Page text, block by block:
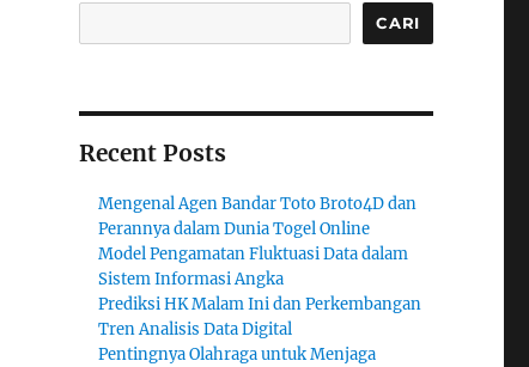
CARI
Recent Posts
Mengenal Agen Bandar Toto Broto4D dan
Perannya dalam Dunia Togel Online
Model Pengamatan Fluktuasi Data dalam
Sistem Informasi Angka
Prediksi HK Malam Ini dan Perkembangan
Tren Analisis Data Digital
Pentingnya Olahraga untuk Menjaga